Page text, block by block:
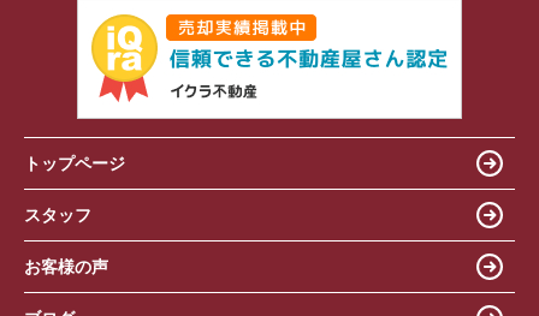
トップページ
スタッフ
お客様の声